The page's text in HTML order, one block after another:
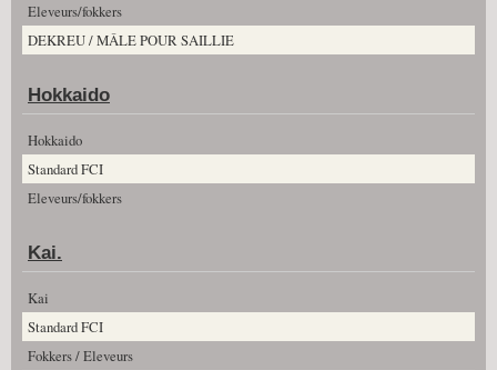
Eleveurs/fokkers
DEKREU / MÂLE POUR SAILLIE
Hokkaido
Hokkaido
Standard FCI
Eleveurs/fokkers
Kai.
Kai
Standard FCI
Fokkers / Eleveurs